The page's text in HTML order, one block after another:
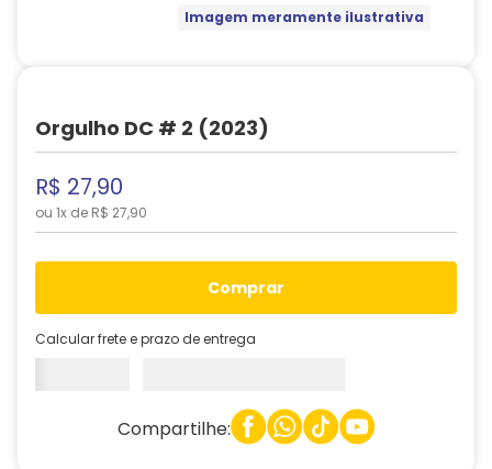
Imagem meramente ilustrativa
Orgulho DC # 2 (2023)
R$ 27,90
ou 1x de R$ 27,90
comprar
Calcular frete e prazo de entrega
Compartilhe: